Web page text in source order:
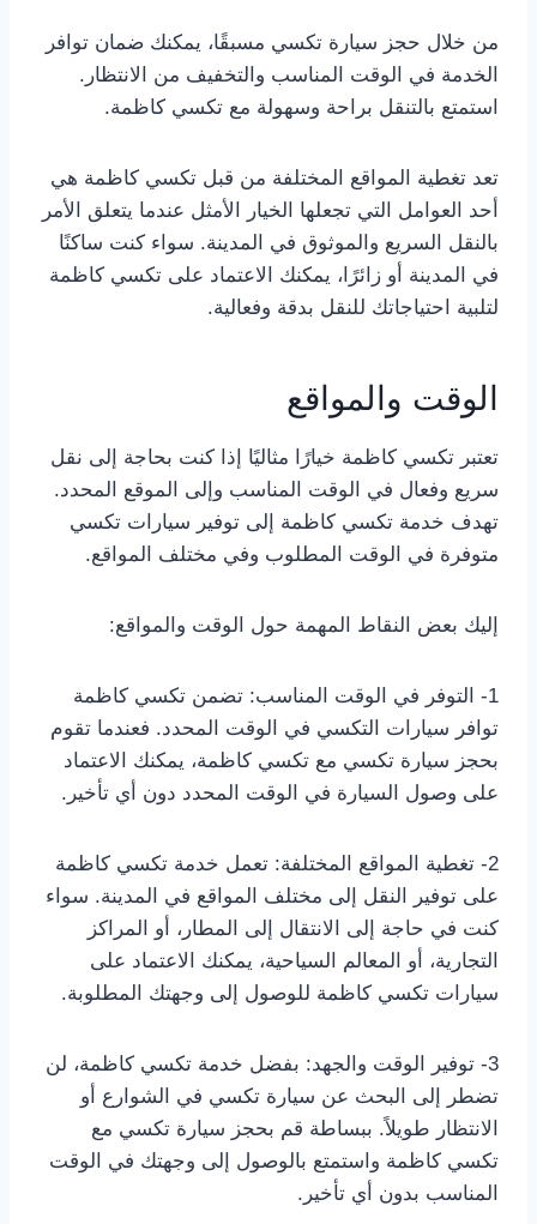
من خلال حجز سيارة تكسي مسبقًا، يمكنك ضمان توافر
الخدمة في الوقت المناسب والتخفيف من الانتظار.
استمتع بالتنقل براحة وسهولة مع تكسي كاظمة.
تعد تغطية المواقع المختلفة من قبل تكسي كاظمة هي
أحد العوامل التي تجعلها الخيار الأمثل عندما يتعلق الأمر
بالنقل السريع والموثوق في المدينة. سواء كنت ساكنًا
في المدينة أو زائرًا، يمكنك الاعتماد على تكسي كاظمة
لتلبية احتياجاتك للنقل بدقة وفعالية.
الوقت والمواقع
تعتبر تكسي كاظمة خيارًا مثاليًا إذا كنت بحاجة إلى نقل
سريع وفعال في الوقت المناسب وإلى الموقع المحدد.
تهدف خدمة تكسي كاظمة إلى توفير سيارات تكسي
متوفرة في الوقت المطلوب وفي مختلف المواقع.
إليك بعض النقاط المهمة حول الوقت والمواقع:
1- التوفر في الوقت المناسب: تضمن تكسي كاظمة
توافر سيارات التكسي في الوقت المحدد. فعندما تقوم
بحجز سيارة تكسي مع تكسي كاظمة، يمكنك الاعتماد
على وصول السيارة في الوقت المحدد دون أي تأخير.
2- تغطية المواقع المختلفة: تعمل خدمة تكسي كاظمة
على توفير النقل إلى مختلف المواقع في المدينة. سواء
كنت في حاجة إلى الانتقال إلى المطار، أو المراكز
التجارية، أو المعالم السياحية، يمكنك الاعتماد على
سيارات تكسي كاظمة للوصول إلى وجهتك المطلوبة.
3- توفير الوقت والجهد: بفضل خدمة تكسي كاظمة، لن
تضطر إلى البحث عن سيارة تكسي في الشوارع أو
الانتظار طويلاً. ببساطة قم بحجز سيارة تكسي مع
تكسي كاظمة واستمتع بالوصول إلى وجهتك في الوقت
المناسب بدون أي تأخير.